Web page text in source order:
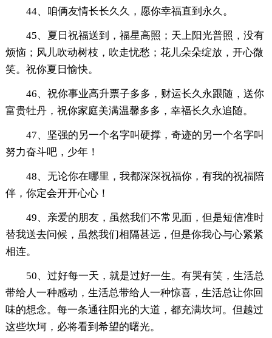
44、咱俩友情长长久久，愿你幸福直到永久。
45、夏日祝福送到，福星高照；天上阳光普照，没有
烦恼；风儿吹动树枝，吹走忧愁；花儿朵朵绽放，开心微
笑。祝你夏日愉快。
46、祝你事业高升票子多多，财运长久永跟随，送你
富贵牡丹，祝你家庭美满温馨多多，幸福长久永追随。
47、坚强的另一个名字叫硬撑，奇迹的另一个名字叫
努力奋斗吧，少年！
48、无论你在哪里，我都深深祝福你，有我的祝福陪
伴，你定会开开心心！
49、亲爱的朋友，虽然我们不常见面，但是短信准时
替我送去问候，虽然我们相隔甚远，但是你我心与心紧紧
相连。
50、过好每一天，就是过好一生。有哭有笑，生活总
带给人一种感动，生活总带给人一种惊喜，生活总让你回
味的想念。每一条通往阳光的大道，都充满坎坷。但越过
这些坎坷，必将看到希望的曙光。